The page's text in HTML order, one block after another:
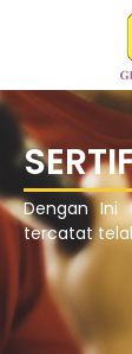
Dengan Ini
tercatat